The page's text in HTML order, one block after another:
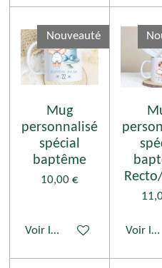
Nouveauté
Mug
personnalisé
spécial
baptême
10,00 €
Voir les détails Voir les